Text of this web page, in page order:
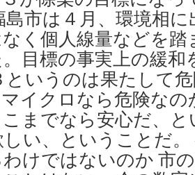
市は４月、環境相に
く個人線量などを
目標の事実上の緩
というのは果たして
イクロなら危険な
までなら安心だ、
しい、ということだ
けではないのか 市